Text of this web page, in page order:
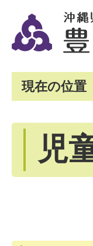
現在の位置
児